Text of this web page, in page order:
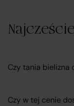
Czy tania bielizna
Czy w tej cenie